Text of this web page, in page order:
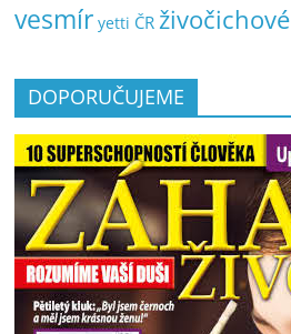
vesmír yetti ČR živočichové
DOPORUČUJEME